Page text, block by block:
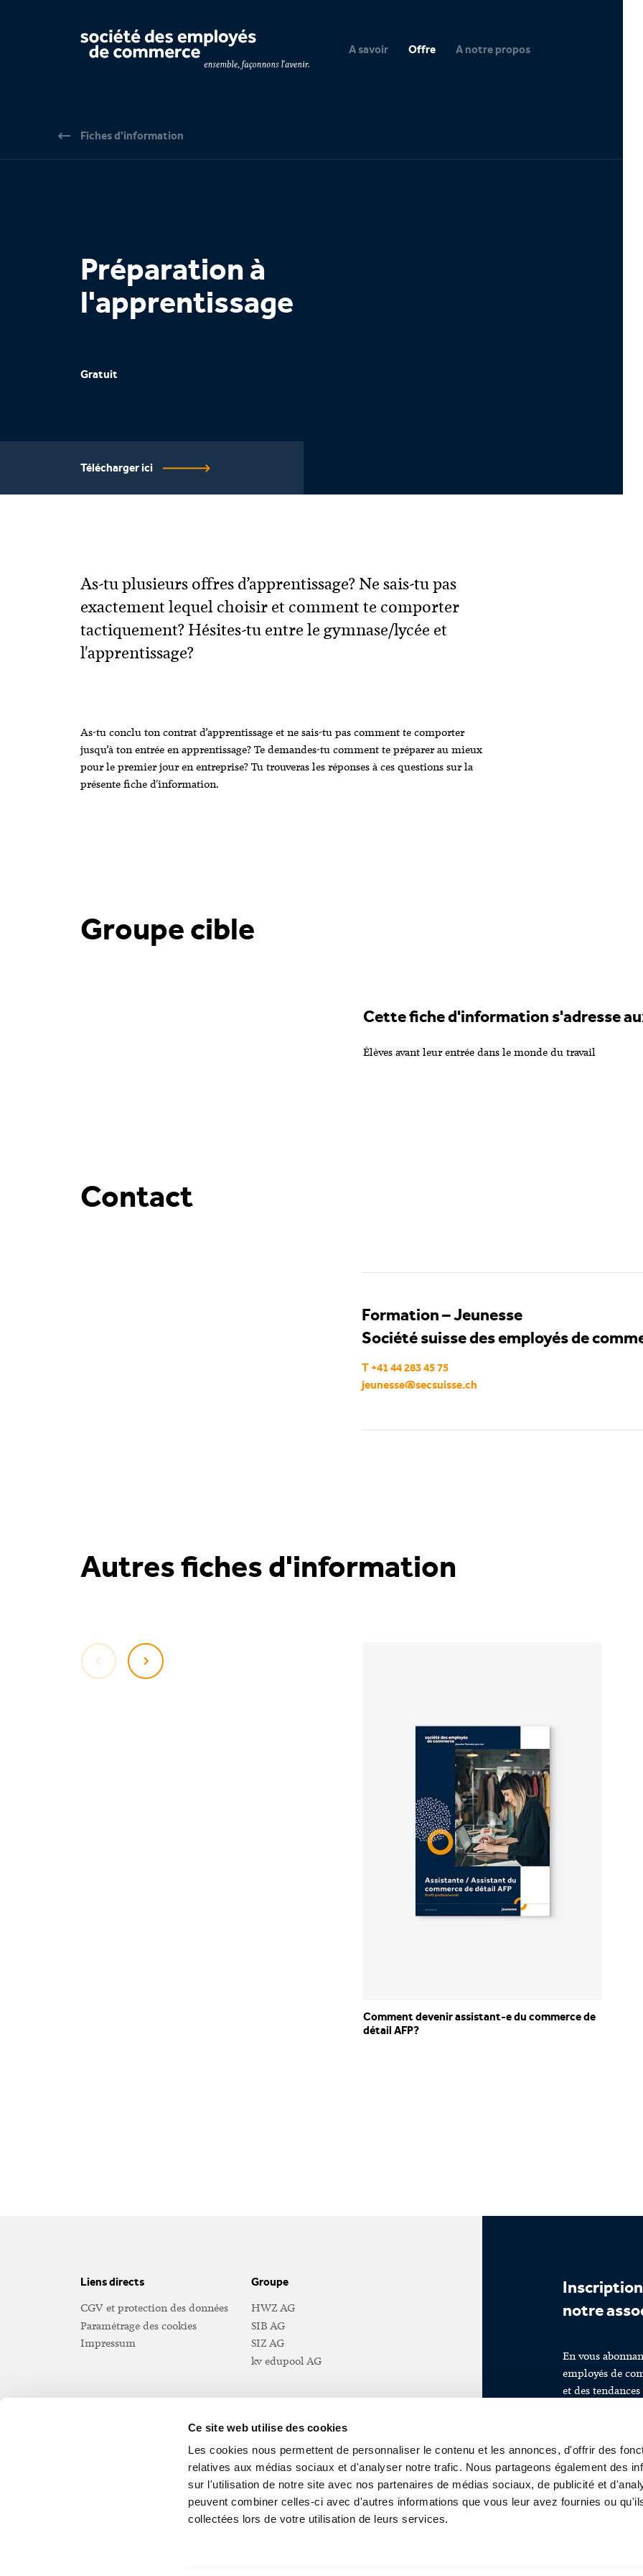
Ce site web utilise des cookies
Les cookies nous permettent de personnaliser le contenu et les annonces, d'offrir des
relatives aux médias sociaux et d'analyser notre trafic. Nous partageons également des
sur l'utilisation de notre site avec nos partenaires de médias sociaux, de publicité et
peuvent combiner celles-ci avec d'autres informations que vous leur avez fournies ou
collectées lors de votre utilisation de leurs services.
A savoir Offre A notre propos
Fiches d'information
Préparation à
l'apprentissage
Gratuit
Télécharger ici
As-tu plusieurs offres d’apprentissage? Ne sais-tu pas
exactement lequel choisir et comment te comporter
tactiquement? Hésites-tu entre le gymnase/lycée et
l'apprentissage?
As-tu conclu ton contrat d’apprentissage et ne sais-tu pas comment te comporter
jusqu’à ton entrée en apprentissage? Te demandes-tu comment te préparer au mieux
pour le premier jour en entreprise? Tu trouveras les réponses à ces questions sur la
présente fiche d'information.
Groupe cible
Cette fiche d'information s'adresse
Élèves avant leur entrée dans le monde du travail
Contact
Formation – Jeunesse
Société suisse des employés de
T +41 44 283 45 75
jeunesse@secsuisse.ch
Autres fiches d'information
Comment devenir assistant-e du commerce de
détail AFP?
Liens directs
CGV et protection des données
Paramétrage des cookies
Impressum
Groupe
HWZ AG
SIB AG
SIZ AG
kv edupool AG
Société suisse des employés de commerce
notre
En vous
employés de
et des